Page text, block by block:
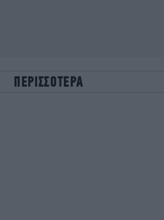
ΠΕΡΙΣΣΟΤΕΡΑ